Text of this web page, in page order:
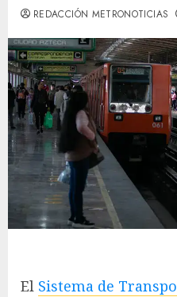
REDACCIÓN METRONOTICIAS
El Sistema de